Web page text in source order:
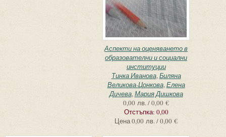
Аспекти на оценяването в
образователни и социални
институции
Тинка Иванова,Биляна
Великова-Цонкова,Елена
Дичева,Мария Дишкова
0,00 лв. / 0,00 €
Отстъпка: 0,00
Цена0,00 лв. / 0,00 €